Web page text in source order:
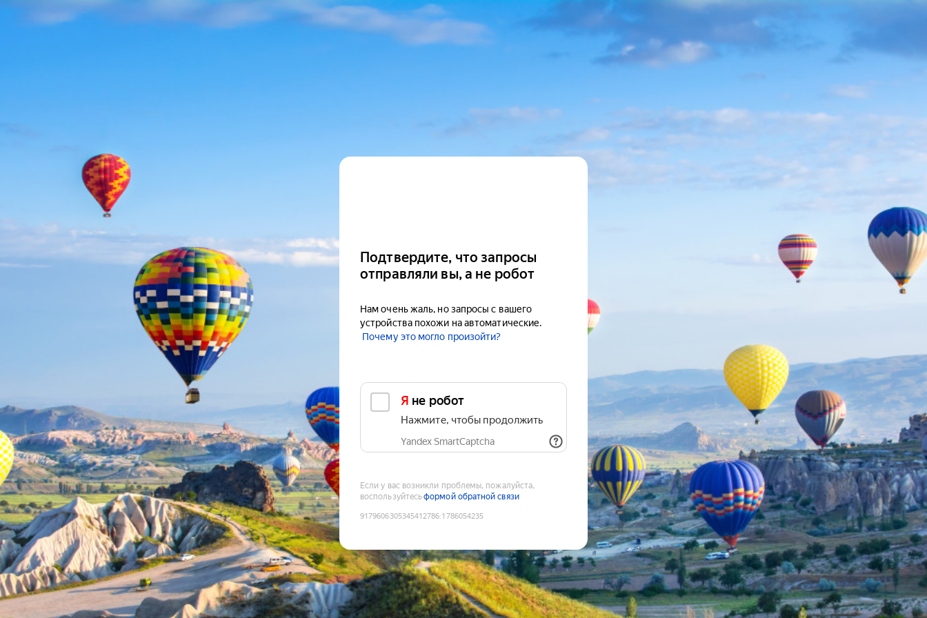
Подтвердите, что запросы
отправляли вы, а не робот
Нам очень жаль, но запросы с вашего
устройства похожи на автоматические.
Почему это могло произойти?
Я не робот
Нажмите, чтобы продолжить
Yandex SmartCaptcha
Если у вас возникли проблемы, пожалуйста,
воспользуйтесьформой обратной связи
9179606305345412786:1786054235